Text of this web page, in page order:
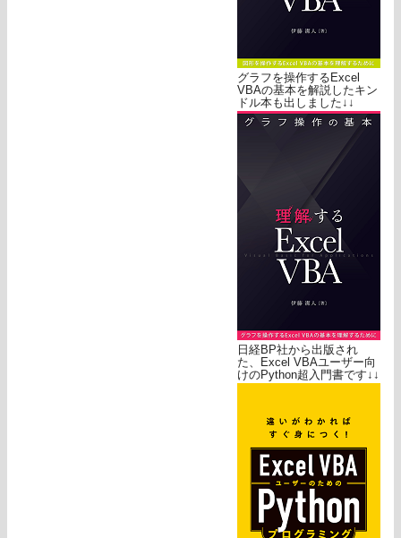
グラフを操作するExcel
VBAの基本を解説したキン
ドル本も出しました↓↓
日経BP社から出版され
た、Excel VBAユーザー向
けのPython超入門書です↓↓